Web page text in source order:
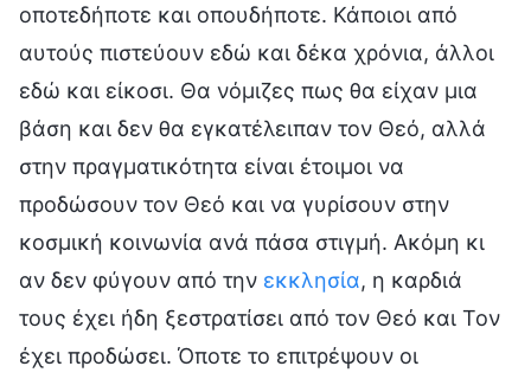
οποτεδήποτε και οπουδήποτε. Κάποιοι από
αυτούς πιστεύουν εδώ και δέκα χρόνια, άλλοι
εδώ και είκοσι. Θα νόμιζες πως θα είχαν μια
βάση και δεν θα εγκατέλειπαν τον Θεό, αλλά
στην πραγματικότητα είναι έτοιμοι να
προδώσουν τον Θεό και να γυρίσουν στην
κοσμική κοινωνία ανά πάσα στιγμή. Ακόμη κι
αν δεν φύγουν από την εκκλησία, η καρδιά
τους έχει ήδη ξεστρατίσει από τον Θεό και Τον
έχει προδώσει. Όποτε το επιτρέψουν οι